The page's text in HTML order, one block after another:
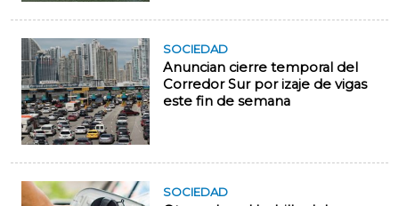
SOCIEDAD
Anuncian cierre temporal del
Corredor Sur por izaje de vigas
este fin de semana
SOCIEDAD